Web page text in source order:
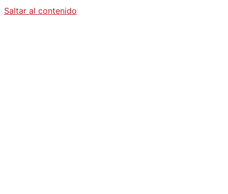
Saltar al contenido